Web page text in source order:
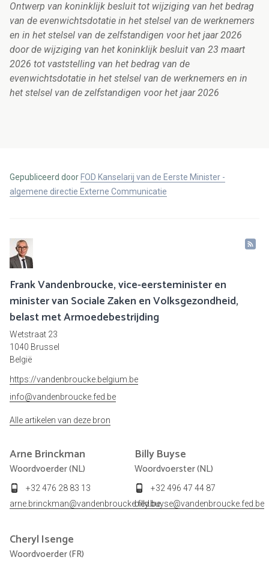
Ontwerp van koninklijk besluit tot wijziging van het bedrag
van de evenwichtsdotatie in het stelsel van de werknemers
en in het stelsel van de zelfstandigen voor het jaar 2026
door de wijziging van het koninklijk besluit van 23 maart
2026 tot vaststelling van het bedrag van de
evenwichtsdotatie in het stelsel van de werknemers en in
het stelsel van de zelfstandigen voor het jaar 2026
Gepubliceerd door FOD Kanselarij van de Eerste Minister -
algemene directie Externe Communicatie
Frank Vandenbroucke, vice-eersteminister en
minister van Sociale Zaken en Volksgezondheid,
belast met Armoedebestrijding
Wetstraat 23
1040 Brussel
België
https://vandenbroucke.belgium.be
info@vandenbroucke.fed.be
Alle artikelen van deze bron
Arne Brinckman
Woordvoerder (NL)
+32 476 28 83 13
arne.brinckman@vandenbroucke.fed.be
BillyBuyse
Woordvoerster (NL)
+32 496 47 44 87
billy.buyse@vandenbroucke.fed.be
Cheryl Isenge
Woordvoerder (FR)